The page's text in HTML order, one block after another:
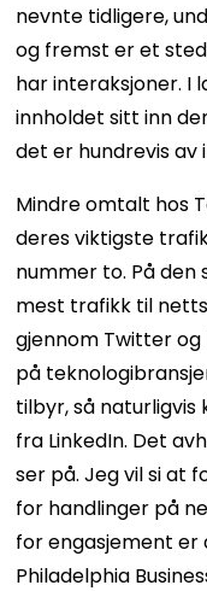
nevnte tidligere,
og fremst er et
har interaksjoner. I
innholdet sitt inn
det er hundrevis av
Mindre omtalt hos
deres viktigste
nummer to. På den
mest trafikk til
gjennom Twitter og
på
tilbyr, så
fra LinkedIn. Det
ser på. Jeg vil si at
for handlinger på
for engasjement
Philadelphia